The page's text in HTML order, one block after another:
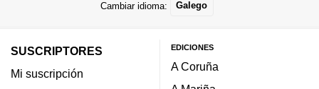
Cambiar idioma: Galego
SUSCRIPTORES
Mi suscripción
EDICIONES
A Coruña